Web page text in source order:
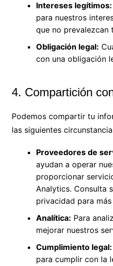
Intereses legítimos:
para nuestros
que no prevalezcan
Obligación legal:
con una obligación
4. Compartición
Podemos compartir tu
las siguientes
Proveedores de
ayudan a operar
proporcionar
Analytics. Consulta
privacidad para
Analítica: Para
mejorar nuestros
Cumplimiento legal:
para cumplir con la